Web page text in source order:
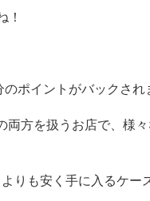
！
ポイントがバックさ
方を扱うお店で、様
りも安く手に入るケー